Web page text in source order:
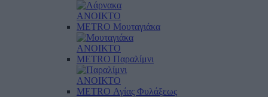
ΑΝΟΙΚΤΟ
METRO Μουταγιάκα
ΑΝΟΙΚΤΟ
METRO Παραλίμνι
ΑΝΟΙΚΤΟ
METRO Αγίας Φυλάξεως